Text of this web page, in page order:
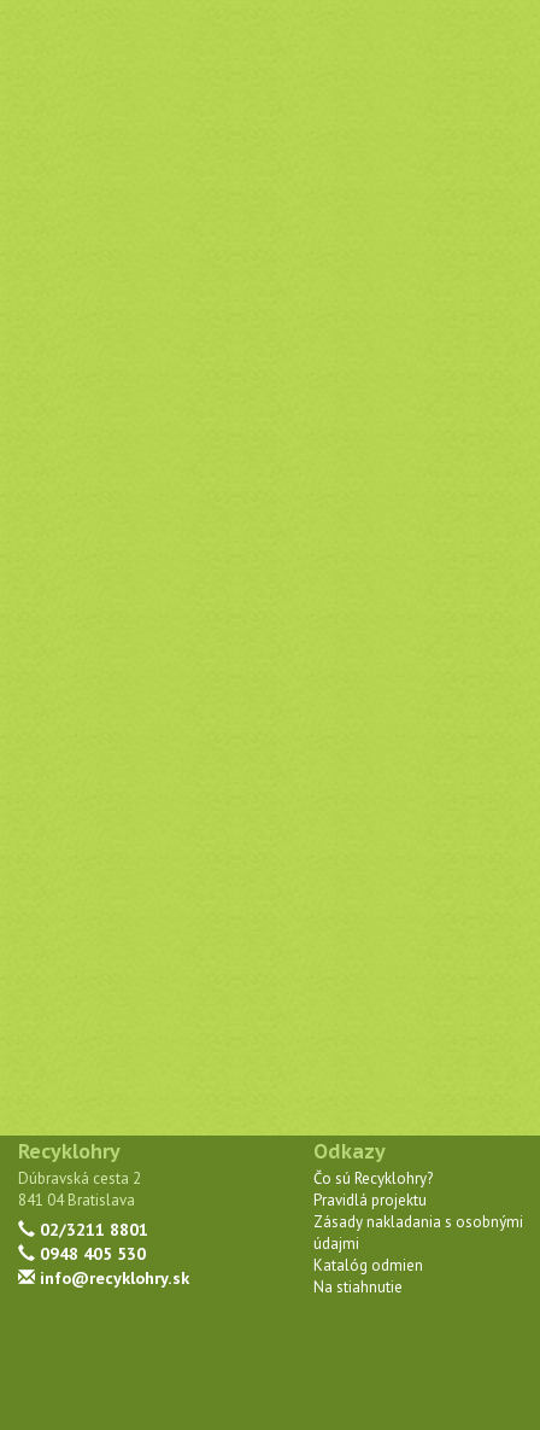
Recyklohry
Dúbravská cesta 2
841 04 Bratislava
02/3211 8801
0948 405 530
info@recyklohry.sk
Odkazy
Čo sú Recyklohry?
Pravidlá projektu
Zásady nakladania s osobnými
údajmi
Katalóg odmien
Na stiahnutie